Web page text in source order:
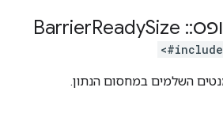
::
ReadySize
#include
השלמים במחסום הנתון.